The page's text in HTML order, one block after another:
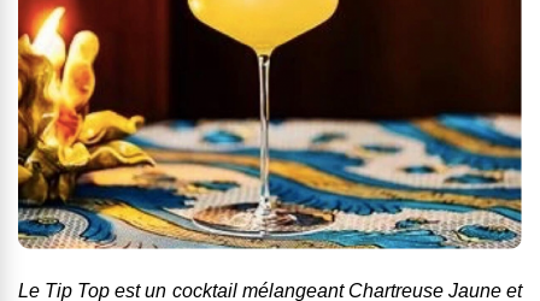
Le Tip Top est un cocktail mélangeant Chartreuse Jaune et